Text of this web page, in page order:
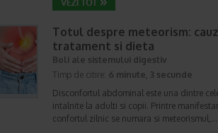
Totul despre meteorism:
tratament si dieta
Boli ale sistemului digestiv
Timp de citire: 6 minute, 3 secunde
Disconfortul abdominal este una dintre
intalnite la adulti si copii. Printre
confortul zilnic se numara si meteorismul,…